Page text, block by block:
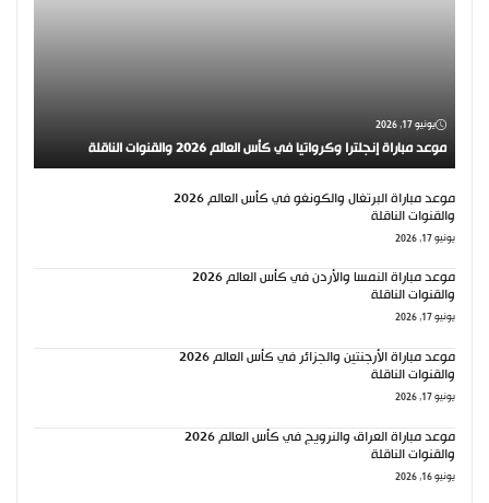
يونيو 17, 2026
موعد مباراة إنجلترا وكرواتيا في كأس العالم 2026 والقنوات الناقلة
موعد مباراة البرتغال والكونغو في كأس العالم 2026
والقنوات الناقلة
يونيو 17, 2026
موعد مباراة النمسا والأردن في كأس العالم 2026
والقنوات الناقلة
يونيو 17, 2026
موعد مباراة الأرجنتين والجزائر في كأس العالم 2026
والقنوات الناقلة
يونيو 17, 2026
موعد مباراة العراق والنرويج في كأس العالم 2026
والقنوات الناقلة
يونيو 16, 2026